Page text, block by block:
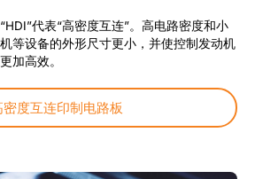
代表“高密度互连”。高电路密度和小
等设备的外形尺寸更小，并使控制发动机
加高效。
密度互连印制电路板